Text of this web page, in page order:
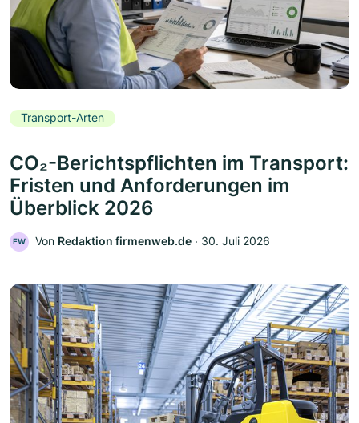
Transport-Arten
CO₂-Berichtspflichten im Transport:
Fristen und Anforderungen im
Überblick 2026
FW Von Redaktion firmenweb.de ‧ 30. Juli 2026